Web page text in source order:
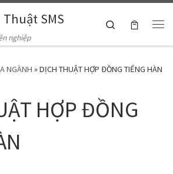
Thuật SMS
nghiệp
Search
NGÀNH »DỊCH THUẬT HỢP ĐỒNG TIẾNG HÀN
HỢP ĐỒNG